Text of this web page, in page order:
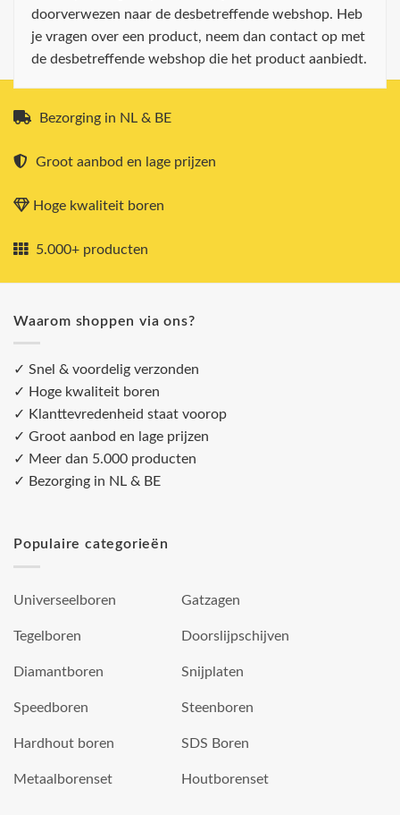
doorverwezen naar de desbetreffende webshop. Heb
je vragen over een product, neem dan contact op met
de desbetreffende webshop die het product aanbiedt.
Bezorging in NL & BE
Groot aanbod en lage prijzen
Hoge kwaliteit boren
5.000+ producten
Waarom shoppen via ons?
✓ Snel & voordelig verzonden
✓ Hoge kwaliteit boren
✓ Klanttevredenheid staat voorop
✓ Groot aanbod en lage prijzen
✓ Meer dan 5.000 producten
✓ Bezorging in NL & BE
Populaire categorieën
Universeelboren
Tegelboren
Diamantboren
Speedboren
Hardhout boren
Metaalborenset
Gatzagen
Doorslijpschijven
Snijplaten
Steenboren
SDS Boren
Houtborenset